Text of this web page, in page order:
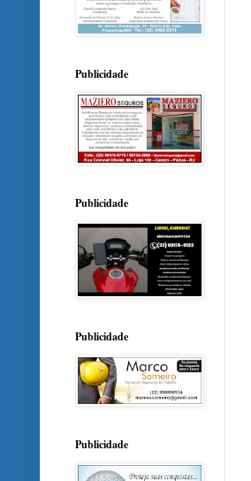
Publicidade
Publicidade
Publicidade
Publicidade